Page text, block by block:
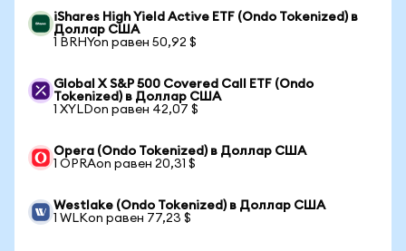
iShares High Yield Active ETF (Ondo Tokenized) в
Доллар США
1 BRHYon равен 50,92 $
Global X S&P 500 Covered Call ETF (Ondo
Tokenized) в Доллар США
1 XYLDon равен 42,07 $
Opera (Ondo Tokenized) в Доллар США
1 OPRAon равен 20,31 $
Westlake (Ondo Tokenized) в Доллар США
1 WLKon равен 77,23 $